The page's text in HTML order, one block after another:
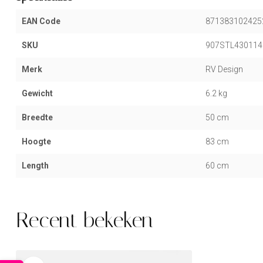
EAN Code
SKU
Merk RV Design
Gewicht 6.2 kg
Breedte 50 cm
Hoogte 83 cm
Length 60 cm
Recent bekeken